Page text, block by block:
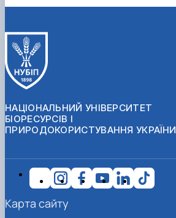
НАЦІОНАЛЬНИЙ УНІВЕРСИТЕТ
БІОРЕСУРСІВ І
ПРИРОДОКОРИСТУВАННЯ УКРАЇНИ
Карта сайту